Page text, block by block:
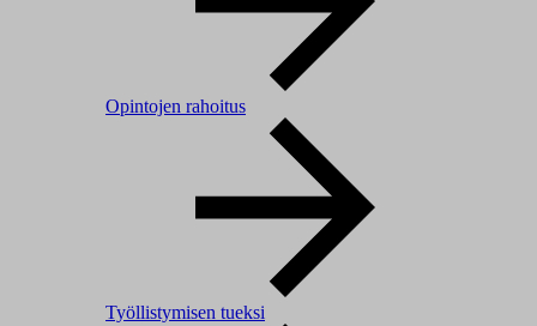
Opintojen rahoitus
Työllistymisen tueksi